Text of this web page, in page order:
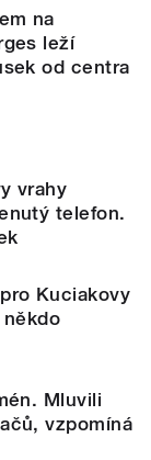
na
leží
od centra
vrahy
telefon.
Kuciakovy
Mluvili
vzpomíná